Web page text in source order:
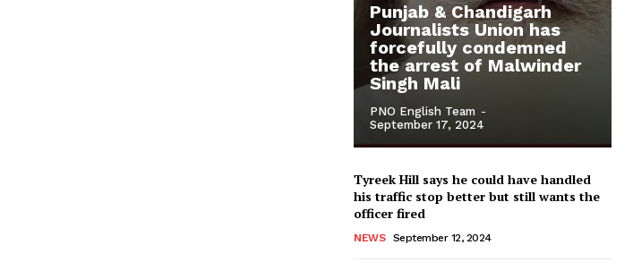
Punjab & Chandigarh
Journalists Union has
forcefully condemned
the arrest of Malwinder
Singh Mali
PNO English Team -
September 17, 2024
Tyreek Hill says he could have handled
his traffic stop better but still wants the
officer fired
NEWS September 12, 2024